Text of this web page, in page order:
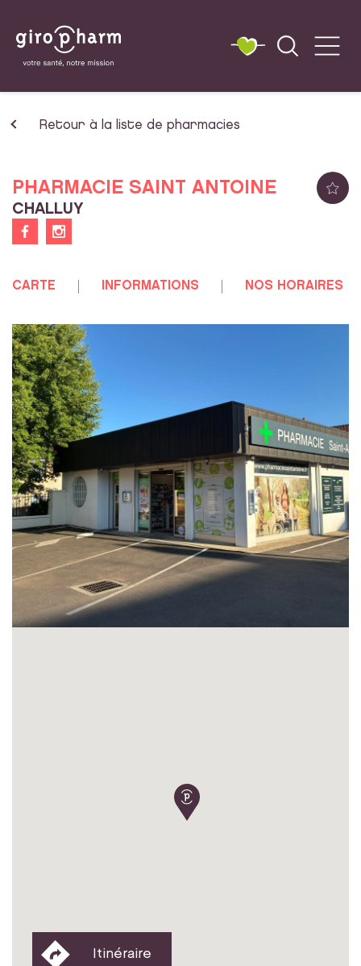
Retour à la liste de pharmacies
PHARMACIE SAINT ANTOINE
CHALLUY
CARTE INFORMATIONS NOS HORAIRES
Itinéraire